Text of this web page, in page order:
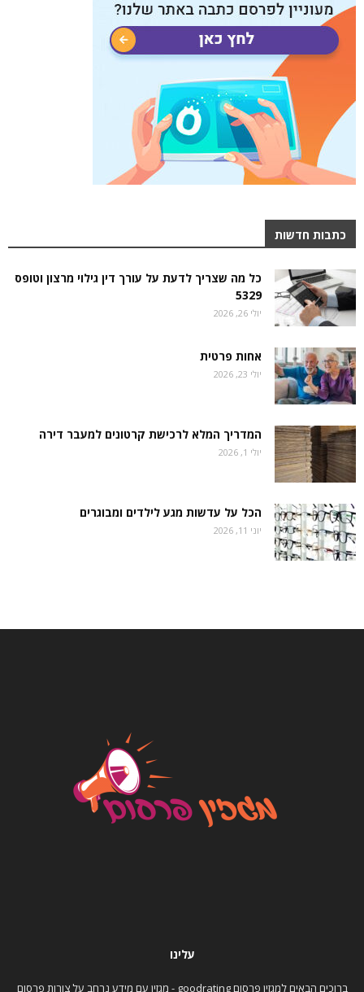
כתבות חדשות
כל מה שצריך לדעת על עורך דין גילוי מרצון וטופס
5329
יולי 26, 2026
אחות פרטית
יולי 23, 2026
המדריך המלא לרכישת קרטונים למעבר דירה
יולי 1, 2026
הכל על עדשות מגע לילדים ומבוגרים
יוני 11, 2026
עלינו
ברוכים הבאים למגזין פרסום goodrating - מגזין עם מידע נרחב על צורות פרסום